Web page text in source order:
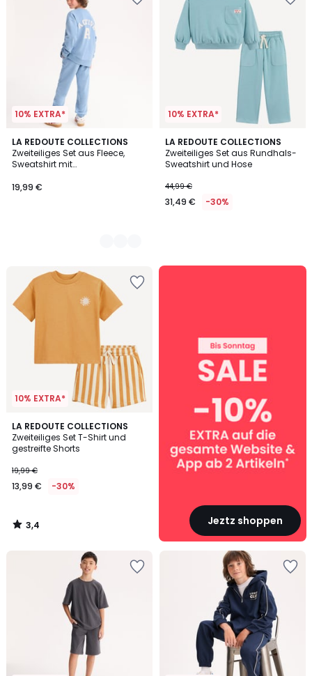
10% EXTRA*
LA REDOUTE COLLECTIONS
Zweiteiliges Set aus Fleece,
Sweatshirt mit
Jogginghose
19,99 €
2
Farben
10% EXTRA*
LA REDOUTE COLLECTIONS
Zweiteiliges Set aus Rundhals-
Sweatshirt und Hose
44,99 €
31,49 € -30%
10% EXTRA*
LA REDOUTE COLLECTIONS
Zweiteiliges Set T-Shirt und
gestreifte Shorts
19,99 €
13,99 € -30%
3,4
/ 5
3,4
/
Jeztz shoppen
SALE
Artikeln*